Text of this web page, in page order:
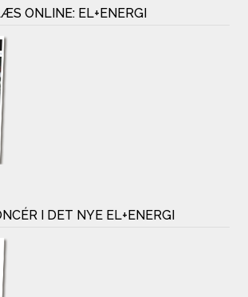
ONLINE: EL+ENERGI
I DET NYE EL+ENERGI